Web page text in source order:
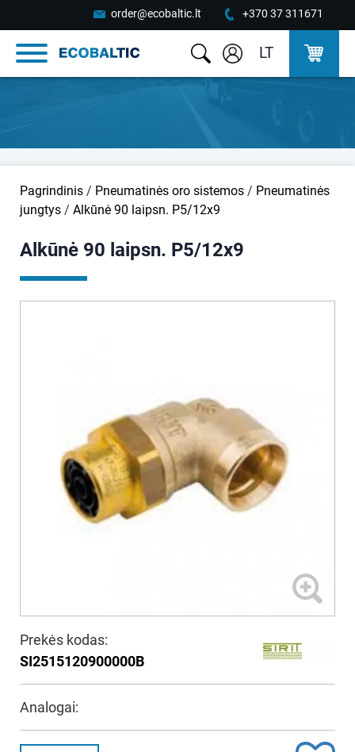
order@ecobaltic.lt +370 37 311671
LT
Pagrindinis / Pneumatinės oro sistemos / Pneumatinės
jungtys / Alkūnė 90 laipsn. P5/12x9
Alkūnė 90 laipsn. P5/12x9
Prekės kodas:
SI2515120900000B
Analogai: